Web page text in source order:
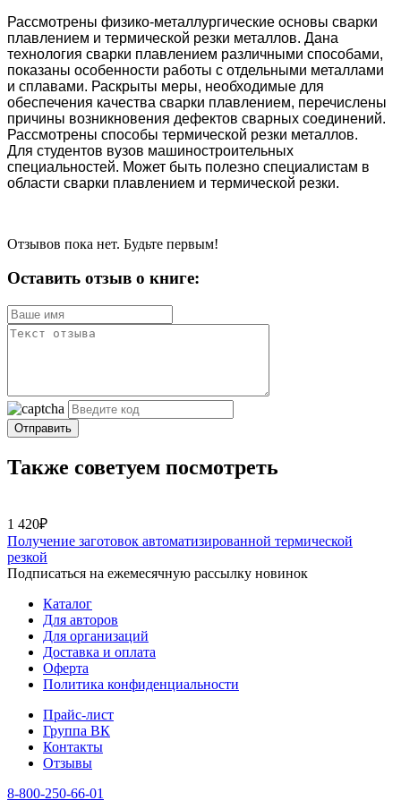
Рассмотрены физико-металлургические основы сварки
плавлением и тер­мической резки металлов. Дана
технология сварки плавлением различными способами,
показаны особенности работы с отдельными металлами
и сплавами. Раскрыты меры, необходимые для
обеспечения качества сварки плавлением, перечислены
причины возникновения дефектов сварных соединений.
Рассмот­рены способы термической резки металлов.
Для студентов вузов машиностроительных
специальностей. Может быть полезно специалистам в
области сварки плавлением и термической резки.
Отзывов пока нет. Будьте первым!
Оставить отзыв о книге:
Отправить
Также советуем посмотреть
1 420₽
Получение заготовок автоматизированной термической
резкой
Подписаться на ежемесячную рассылку новинок
Каталог
Для авторов
Для организаций
Доставка и оплата
Оферта
Политика конфиденциальности
Прайс-лист
Группа ВК
Контакты
Отзывы
8-800-250-66-01